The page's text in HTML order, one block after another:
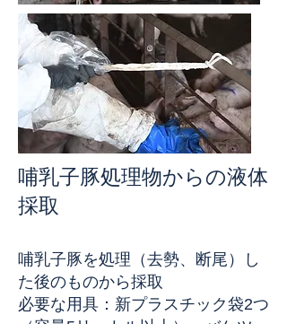
哺乳子豚処理物からの液体
採取
哺乳子豚を処理（去勢、断尾）し
た後のものから採取
必要な用具：新プラスチック袋2つ